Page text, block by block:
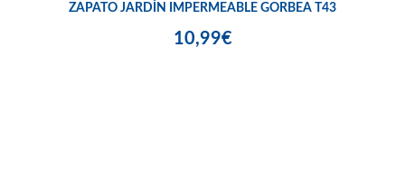
ZAPATO JARDÍN IMPERMEABLE GORBEA T43
10,99€